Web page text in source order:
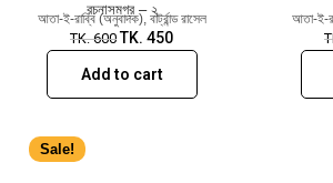
রচনাসমগ্র – ২
আতা-ই-রাব্বি (অনুবাদক), বার্ট্রান্ড রাসেল
TK.600 TK. 450
Add to cart
আতা-ই-
Sale!